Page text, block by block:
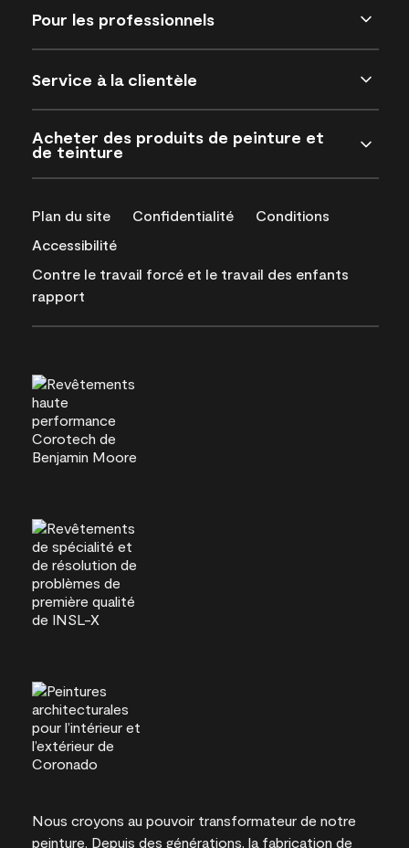
Pour les professionnels
Service à la clientèle
Acheter des produits de peinture et
de teinture
Plan du site Confidentialité
Conditions
Accessibilité
Contre le travail forcé et le travail des enfants
rapport
Nous croyons au pouvoir transformateur de notre
peinture. Depuis des générations, la fabrication de